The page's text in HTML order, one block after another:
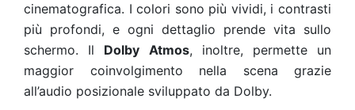
cinematografica. I colori sono più vividi, i contrasti
più profondi, e ogni dettaglio prende vita sullo
schermo. Il Dolby Atmos, inoltre, permette un
maggior coinvolgimento nella scena grazie
all’audio posizionale sviluppato da Dolby.